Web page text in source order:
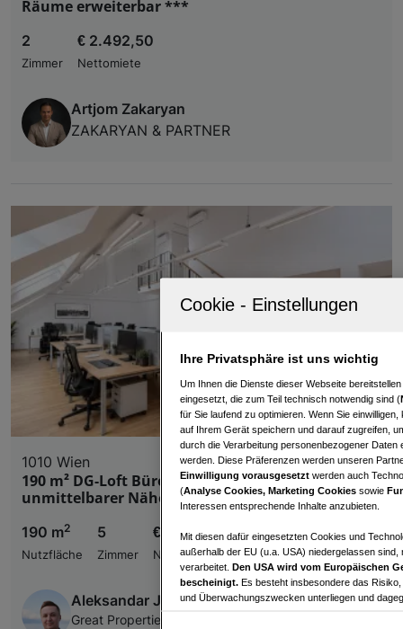
Räume erweiterbar ***
2
Zimmer
€ 2.492,50
Nettomiete
Artjom Zakaryan
ZAKARYAN & PARTNER
1010 Wien
190 m² DG-Loft Büro in bester Lage in
unmittelbarer Nähe zur Wiener Staatsoper!
190 m2
Nutzfläche
5
Zimmer
€ 4.532,77
Nettomiete
Aleksandar Jankuloski
Great Properties Firmenname: BA-KA "Immoinvest-
Ihre Privatsphäre ist uns wichtig
Um Ihnen die Dienste dieser Webseite
eingesetzt, die zum Teil technisch notwendig sind (
für Sie laufend zu optimieren. Wenn Sie
auf Ihrem Gerät speichern und darauf zugreifen,
durch die Verarbeitung personenbezogener
werden. Diese Präferenzen werden unseren
Einwilligung vorausgesetzt werden auch
(Analyse Cookies, Marketing Cookies sowie
Interessen entsprechende Inhalte anzubieten.
Mit diesen dafür eingesetzten Cookies und
außerhalb der EU (u.a. USA) niedergelassen
verarbeitet. Den USA wird vom Europäischen
bescheinigt. Es besteht insbesondere das
und Überwachungszwecken unterliegen und